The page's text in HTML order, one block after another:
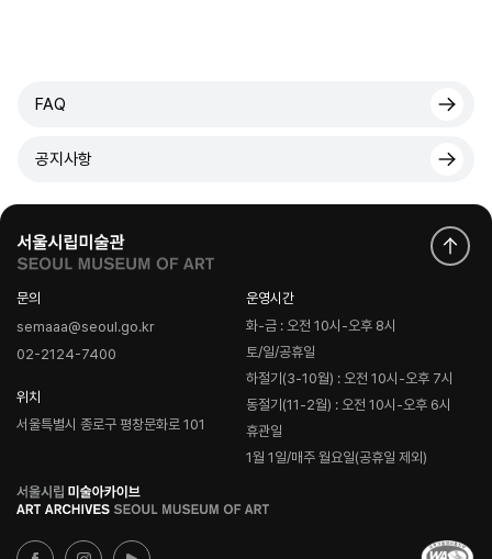
FAQ
공지사항
문의
semaaa@seoul.go.kr
02-2124-7400
위치
서울특별시 종로구 평창문화로 101
운영시간
화-금 : 오전 10시-오후 8시
토/일/공휴일
하절기(3-10월) : 오전 10시-오후 7시
동절기(11-2월) : 오전 10시-오후 6시
휴관일
1월 1일/매주 월요일(공휴일 제외)
로
고